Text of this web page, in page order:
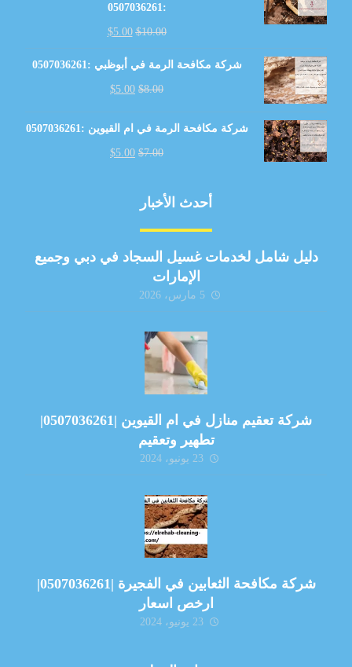
:0507036261
$10.00
$5.00
شركة مكافحة الرمة في أبوظبي :0507036261
$8.00
$5.00
شركة مكافحة الرمة في ام القيوين :0507036261
$7.00
$5.00
أحدث الأخبار
دليل شامل لخدمات غسيل السجاد في دبي وجميع
الإمارات
5 مارس، 2026
شركة تعقيم منازل في ام القيوين |0507036261|
تطهير وتعقيم
23 يونيو، 2024
شركة مكافحة الثعابين في الفجيرة |0507036261|
ارخص اسعار
23 يونيو، 2024